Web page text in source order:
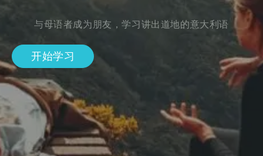
与母语者成为朋友，学习讲出道地的意大利语
开始学习